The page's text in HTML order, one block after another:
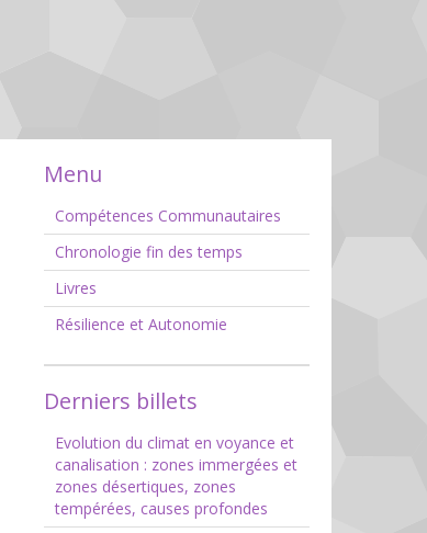
Menu
Compétences Communautaires
Chronologie fin des temps
Livres
Résilience et Autonomie
Derniers billets
Evolution du climat en voyance et
canalisation : zones immergées et
zones désertiques, zones
tempérées, causes profondes